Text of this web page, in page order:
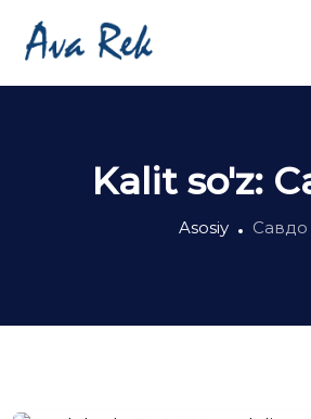
Kalit so'z:
Asosiy Савдо